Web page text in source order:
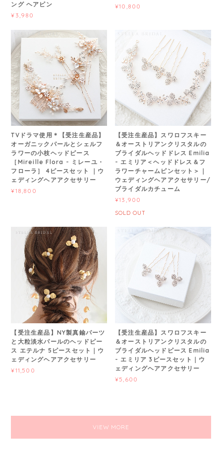
ング ヘアピン
¥3,980
¥10,800
TVドラマ使用＊【受注生産品】
オーガニックパールとシェルフ
ラワーの小枝ヘッドピース
［Mireille Flora - ミレーユ・
フローラ］ 4ピースセット ｜ウ
ェディングヘアアクセサリー
¥18,800
【受注生産品】スワロフスキー
＆オーストリアンクリスタルの
ブライダルヘッドドレス Emilia
- エミリア＜ヘッドドレス＆フ
ラワーチャームピンセット＞｜
ウェディングヘアアクセサリー/
ブライダルカチューム
¥13,900
SOLD OUT
【受注生産品】NY製真鍮パーツ
と大粒淡水パールのヘッドピー
ス エテルナ 5ピースセット｜ウ
ェディングヘアアクセサリー
¥11,500
【受注生産品】スワロフスキー
＆オーストリアンクリスタルの
ブライダルヘッドピース Emilia
- エミリア 3ピースセット｜ウ
ェディングヘアアクセサリー
¥5,600
VIEW MORE